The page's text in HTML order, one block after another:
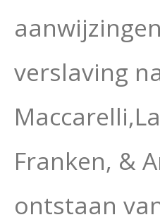
verslaving
Franken, &
ontstaan